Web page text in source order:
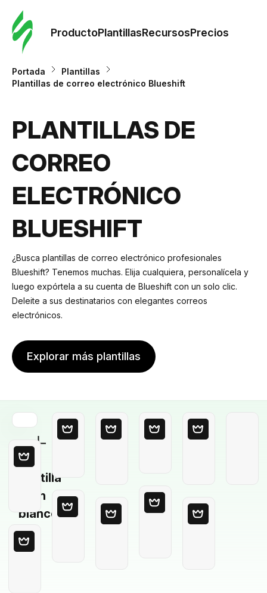
ProductoPlantillasRecursosPrecios
Portada
Plantillas
Plantillas de correo electrónico Blueshift
PLANTILLAS DE
CORREO
ELECTRÓNICO
BLUESHIFT
¿Busca plantillas de correo electrónico profesionales
Blueshift? Tenemos muchas. Elija cualquiera, personalícela y
luego expórtela a su cuenta de Blueshift con un solo clic.
Deleite a sus destinatarios con elegantes correos
electrónicos.
Explorar más plantillas
Plantilla
en
blanco